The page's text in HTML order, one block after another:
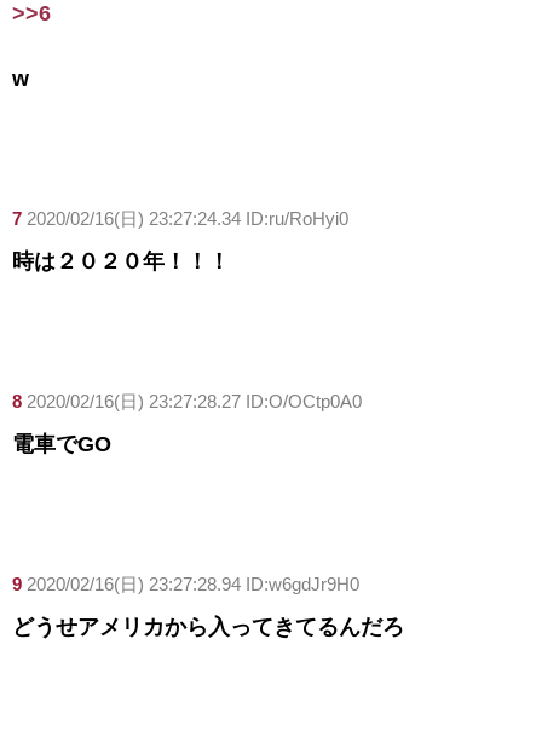
>>6
w
7 2020/02/16(日) 23:27:24.34 ID:ru/RoHyi0
時は２０２０年！！！
8 2020/02/16(日) 23:27:28.27 ID:O/OCtp0A0
電車でGO
9 2020/02/16(日) 23:27:28.94 ID:w6gdJr9H0
どうせアメリカから入ってきてるんだろ